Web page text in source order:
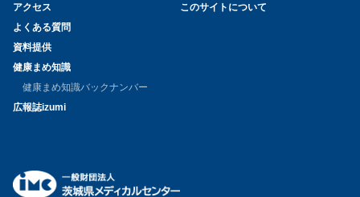
アクセス
よくある質問
資料提供
健康まめ知識
健康まめ知識バックナンバー
広報誌izumi
このサイトについて